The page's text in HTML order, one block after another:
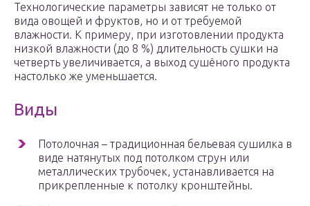
Технологические параметры зависят не только от
вида овощей и фруктов, но и от требуемой
влажности. К примеру, при изготовлении продукта
низкой влажности (до 8 %) длительность сушки на
четверть увеличивается, а выход сушёного продукта
настолько же уменьшается.
Виды
Потолочная – традиционная бельевая сушилка в
виде натянутых под потолком струн или
металлических трубочек, устанавливается на
прикрепленные к потолку кронштейны.